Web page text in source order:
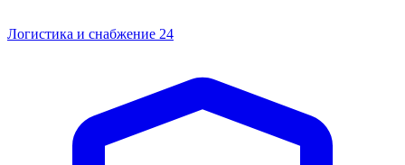
Логистика и снабжение 24